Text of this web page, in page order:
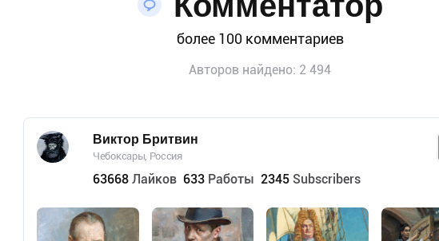
более 100 комментариев
Авторов найдено: 2 494
Виктор Бритвин
Чебоксары, Россия
63668 Лайков 633 Работы 2345 Subscribers